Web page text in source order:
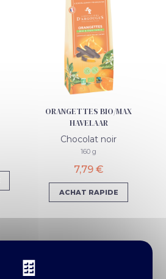
ORANGETTES BIO/MAX
HAVELAAR
Chocolat noir
160 g
7,79 €
ACHAT RAPIDE